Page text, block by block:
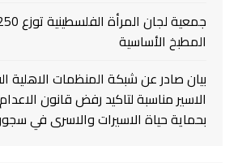
المطبخ الأساسية
بيان صادر عن شبكة المنظمات الاهلية
الاسير مناسبة لتاكيد رفض قانون
بحماية حياة الاسيرات والاسرى في